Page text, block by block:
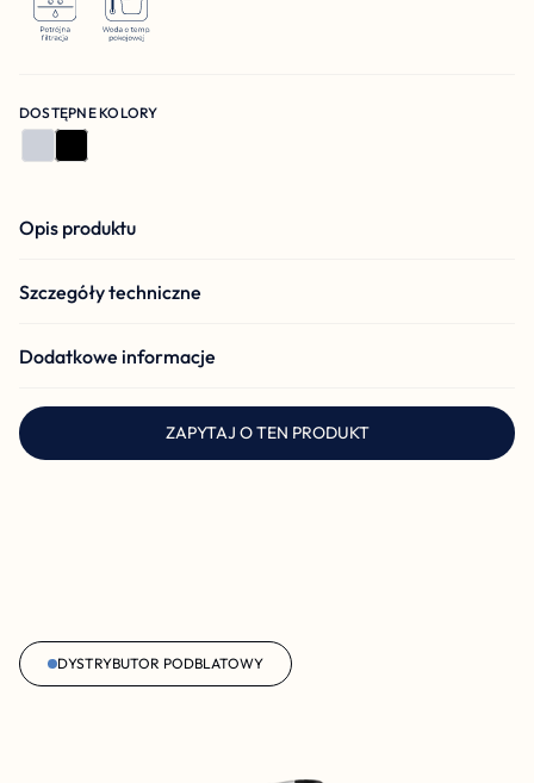
DOSTĘPNE KOLORY
Opis produktu
Szczegóły techniczne
Dodatkowe informacje
ZAPYTAJ O TEN PRODUKT
DYSTRYBUTOR PODBLATOWY